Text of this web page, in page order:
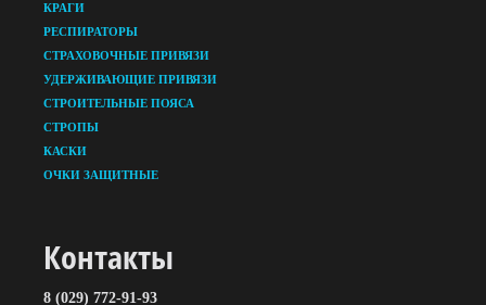
КРАГИ
РЕСПИРАТОРЫ
СТРАХОВОЧНЫЕ ПРИВЯЗИ
УДЕРЖИВАЮЩИЕ ПРИВЯЗИ
СТРОИТЕЛЬНЫЕ ПОЯСА
СТРОПЫ
КАСКИ
ОЧКИ ЗАЩИТНЫЕ
Контакты
8 (029) 772-91-93